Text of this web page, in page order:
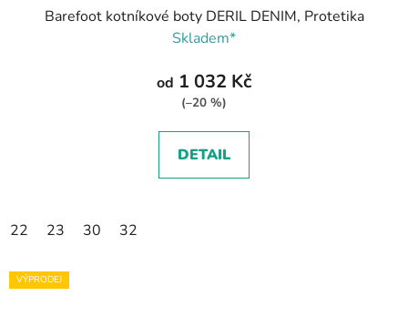
Barefoot kotníkové boty DERIL DENIM, Protetika
Skladem*
od 1 032 Kč
(–20 %)
DETAIL
22 23 30 32
VÝPRODEJ